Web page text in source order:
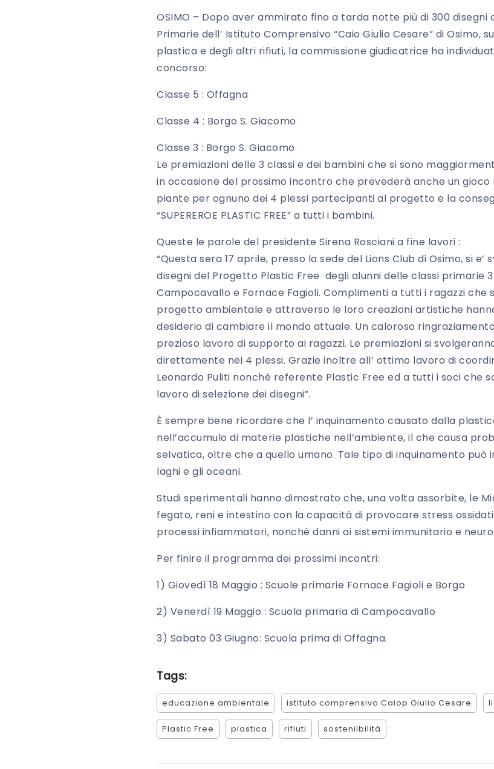
OSIMO – Dopo aver ammirato fino a tarda notte più di 300 disegni
Primarie dell’ Istituto Comprensivo “Caio Giulio Cesare” di Osimo,
plastica e degli altri rifiuti, la commissione giudicatrice ha
concorso:
Classe 5 : Offagna
Classe 4 : Borgo S. Giacomo
Classe 3 : Borgo S. Giacomo
Le premiazioni delle 3 classi e dei bambini che si sono
in occasione del prossimo incontro che prevederà anche un
piante per ognuno dei 4 plessi partecipanti al progetto e la
“SUPEREROE PLASTIC FREE” a tutti i bambini.
Queste le parole del presidente Sirena Rosciani a fine lavori :
“Questa sera 17 aprile, presso la sede del Lions Club di Osimo, si
disegni del Progetto Plastic Free degli alunni delle classi primarie
Campocavallo e Fornace Fagioli. Complimenti a tutti i ragazzi
progetto ambientale e attraverso le loro creazioni artistiche
desiderio di cambiare il mondo attuale. Un caloroso
prezioso lavoro di supporto ai ragazzi. Le premiazioni si
direttamente nei 4 plessi. Grazie inoltre all’ ottimo lavoro di
Leonardo Puliti nonché referente Plastic Free ed a tutti i soci che
lavoro di selezione dei disegni”.
È sempre bene ricordare che l’ inquinamento causato dalla
nell’accumulo di materie plastiche nell’ambiente, il che causa
selvatica, oltre che a quello umano. Tale tipo di inquinamento può
laghi e gli oceani.
Studi sperimentali hanno dimostrato che, una volta assorbite, le
fegato, reni e intestino con la capacità di provocare stress
processi infiammatori, nonché danni ai sistemi immunitario e
Per finire il programma dei prossimi incontri:
1) Giovedì 18 Maggio : Scuole primarie Fornace Fagioli e Borgo
2) Venerdì 19 Maggio : Scuola primaria di Campocavallo
3) Sabato 03 Giugno: Scuola prima di Offagna.
Tags:
educazione ambientale istituto comprensivo Caiop Giulio Cesare
Plastic Free plastica rifiuti sosteniibilità